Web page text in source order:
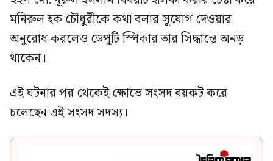
মনিরুল হক চৌধুরীকে কথা বলার সুযোগ দেওয়ার
অনুরোধ করলেও ডেপুটি স্পিকার তার সিদ্ধান্তে অনড়
থাকেন।
এই ঘটনার পর থেকেই ক্ষোভে সংসদ বয়কট করে
চলেছেন এই সংসদ সদস্য।